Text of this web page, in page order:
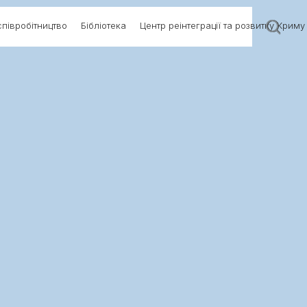
Бібліотека Центр реінтеграції та розвитку Криму